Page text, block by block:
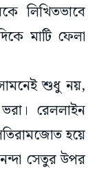
লিখিতভাবে
মাটি ফেলা
সামনেই শুধু নয়,
রেললাইন
হয়ে
সেতুর উপর